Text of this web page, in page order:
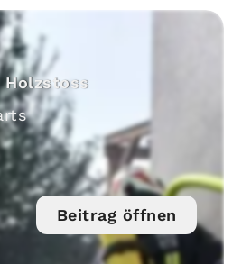
Holzstoss
Beitrag öffnen